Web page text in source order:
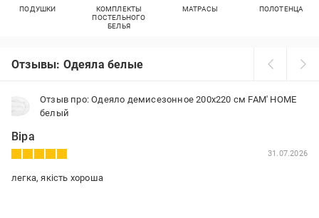
ПОДУШКИ
КОМПЛЕКТЫ
ПОСТЕЛЬНОГО
БЕЛЬЯ
МАТРАСЫ ПОЛОТЕНЦА
Отзывы: Одеяла белые
Отзыв про: Одеяло демисезонное 200x220 см FAM' HOME
белый
Віра
31.07.2026
легка, якість хороша